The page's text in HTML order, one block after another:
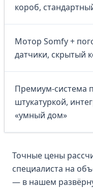
короб,
Мотор Somfy +
датчики, скрытый
Премиум-система
штукатуркой,
«умный дом»
Точные цены
специалиста на
— в нашем